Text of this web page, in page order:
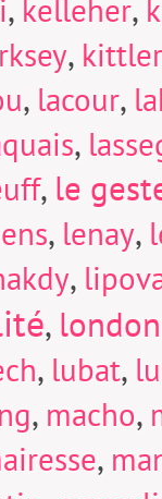
, kelleher,
, kittler
, lacour,
,
, le
, lenay,
,
, london
, lubat,
, macho,
,